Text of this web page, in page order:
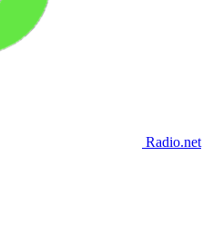
Radio.net